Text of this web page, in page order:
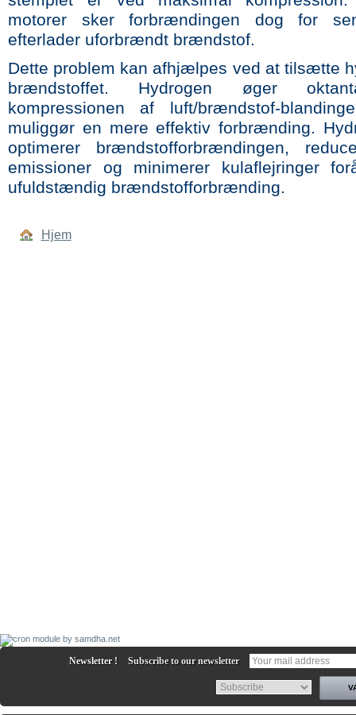
motorer sker forbrændingen dog for
efterlader uforbrændt brændstof.
Dette problem kan afhjælpes ved at tilsætte
brændstoffet. Hydrogen øger
kompressionen af luft/brændstof-
muliggør en mere effektiv forbrænding.
optimerer brændstofforbrændingen,
emissioner og minimerer kulaflejringer
ufuldstændig brændstofforbrænding.
Hjem
Newsletter ! Subscribe to our newsletter